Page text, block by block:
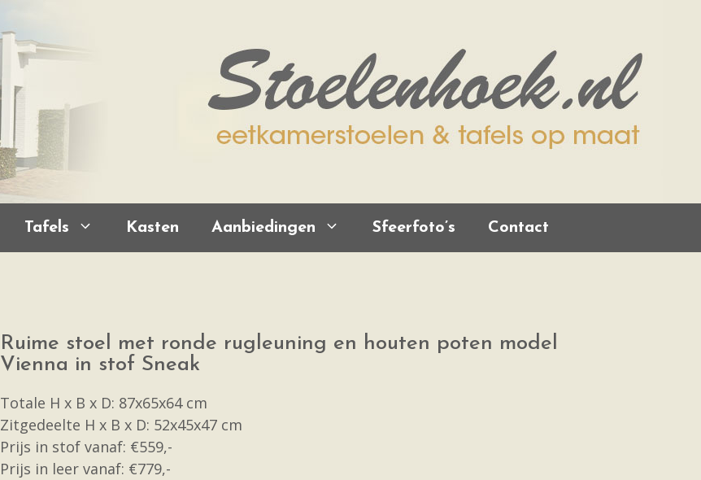
Tafels Kasten Aanbiedingen Sfeerfoto’s Contact
Ruime stoel met ronde rugleuning en houten poten model
Vienna in stof Sneak
Totale H x B x D: 87x65x64 cm
Zitgedeelte H x B x D: 52x45x47 cm
Prijs in stof vanaf: €559,-
Prijs in leer vanaf: €779,-